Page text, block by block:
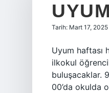
Tarih: Mart 17, 2025
Uyum haftası
ilkokul
buluşacaklar.
00’da okulda